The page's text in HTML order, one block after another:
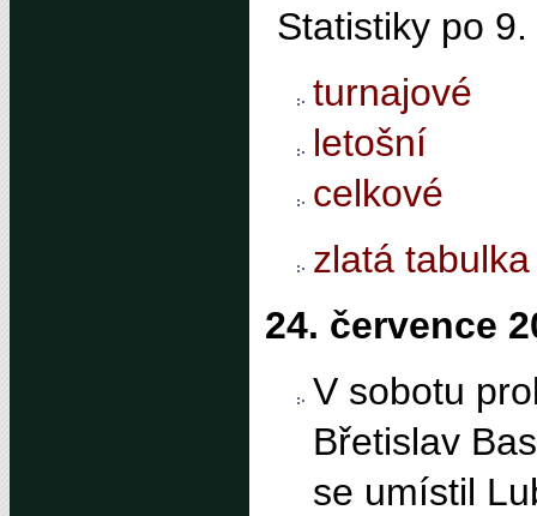
Statistiky po
turnajové
letošní
celkové
zlatá tabulka
24. července
V sobotu
Břetislav
se umístil